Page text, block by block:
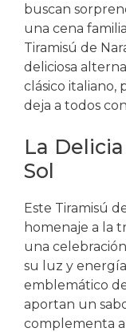
buscan
una cena
Tiramisú de
deliciosa
clásico italiano,
deja a todos
La
Sol
Este Tiramisú
homenaje a la
una
su luz y
emblemático
aportan un
complementa